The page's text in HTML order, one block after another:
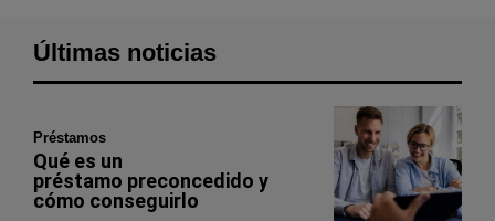
Últimas noticias
Préstamos
Qué es un
préstamo preconcedido y
cómo conseguirlo